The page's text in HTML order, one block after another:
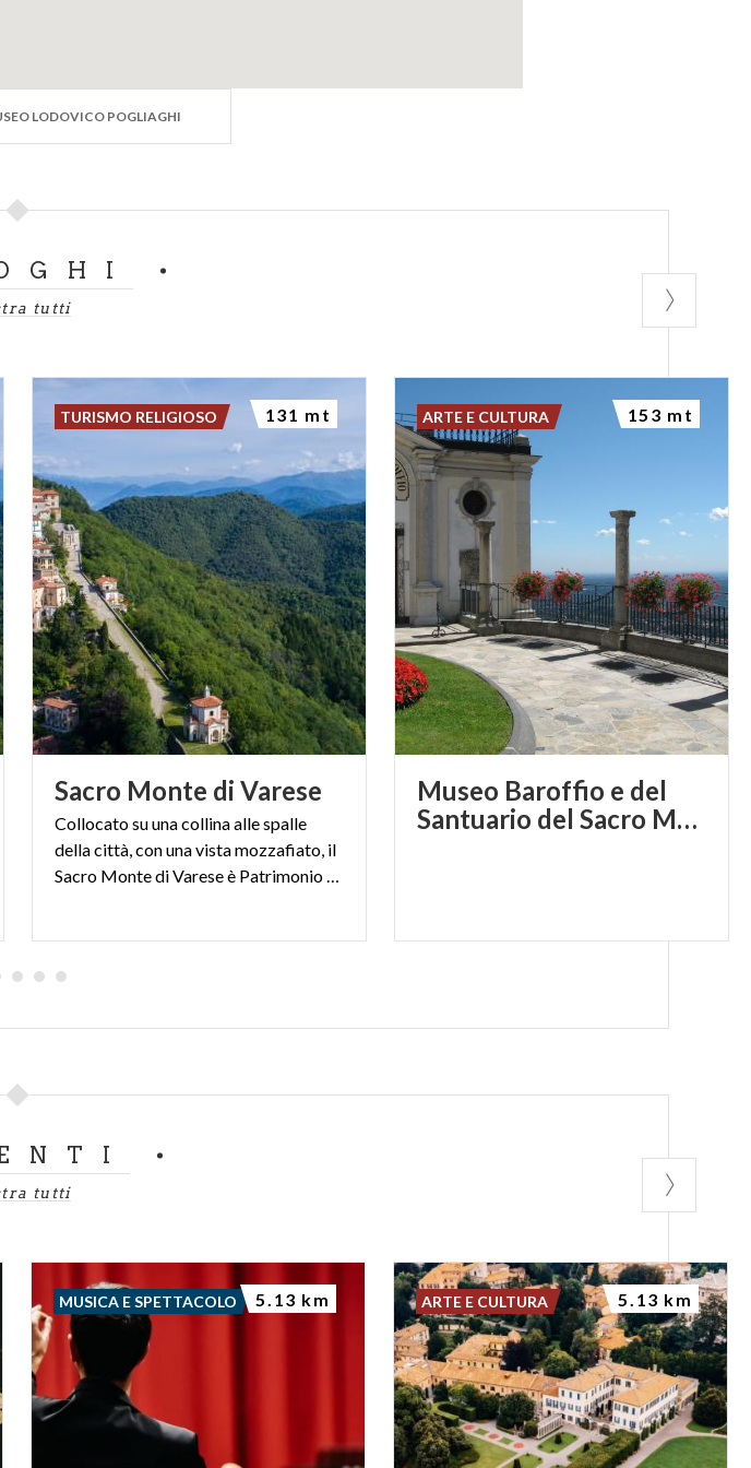
LODOVICO POGLIAGHI
tutti
Sacro Monte di Varese
Collocato su una collina alle spalle
della città, con una vista mozzafiato, il
Sacro Monte di Varese è Patrimonio Unesco
TURISMO RELIGIOSO 131 mt
Museo Baroffio e del
Santuario del Sacro Monte sopra Varese
ARTE E CULTURA 153 mt
tutti
MUSICA E SPETTACOLO 5.13 km ARTE E CULTURA 5.13 km